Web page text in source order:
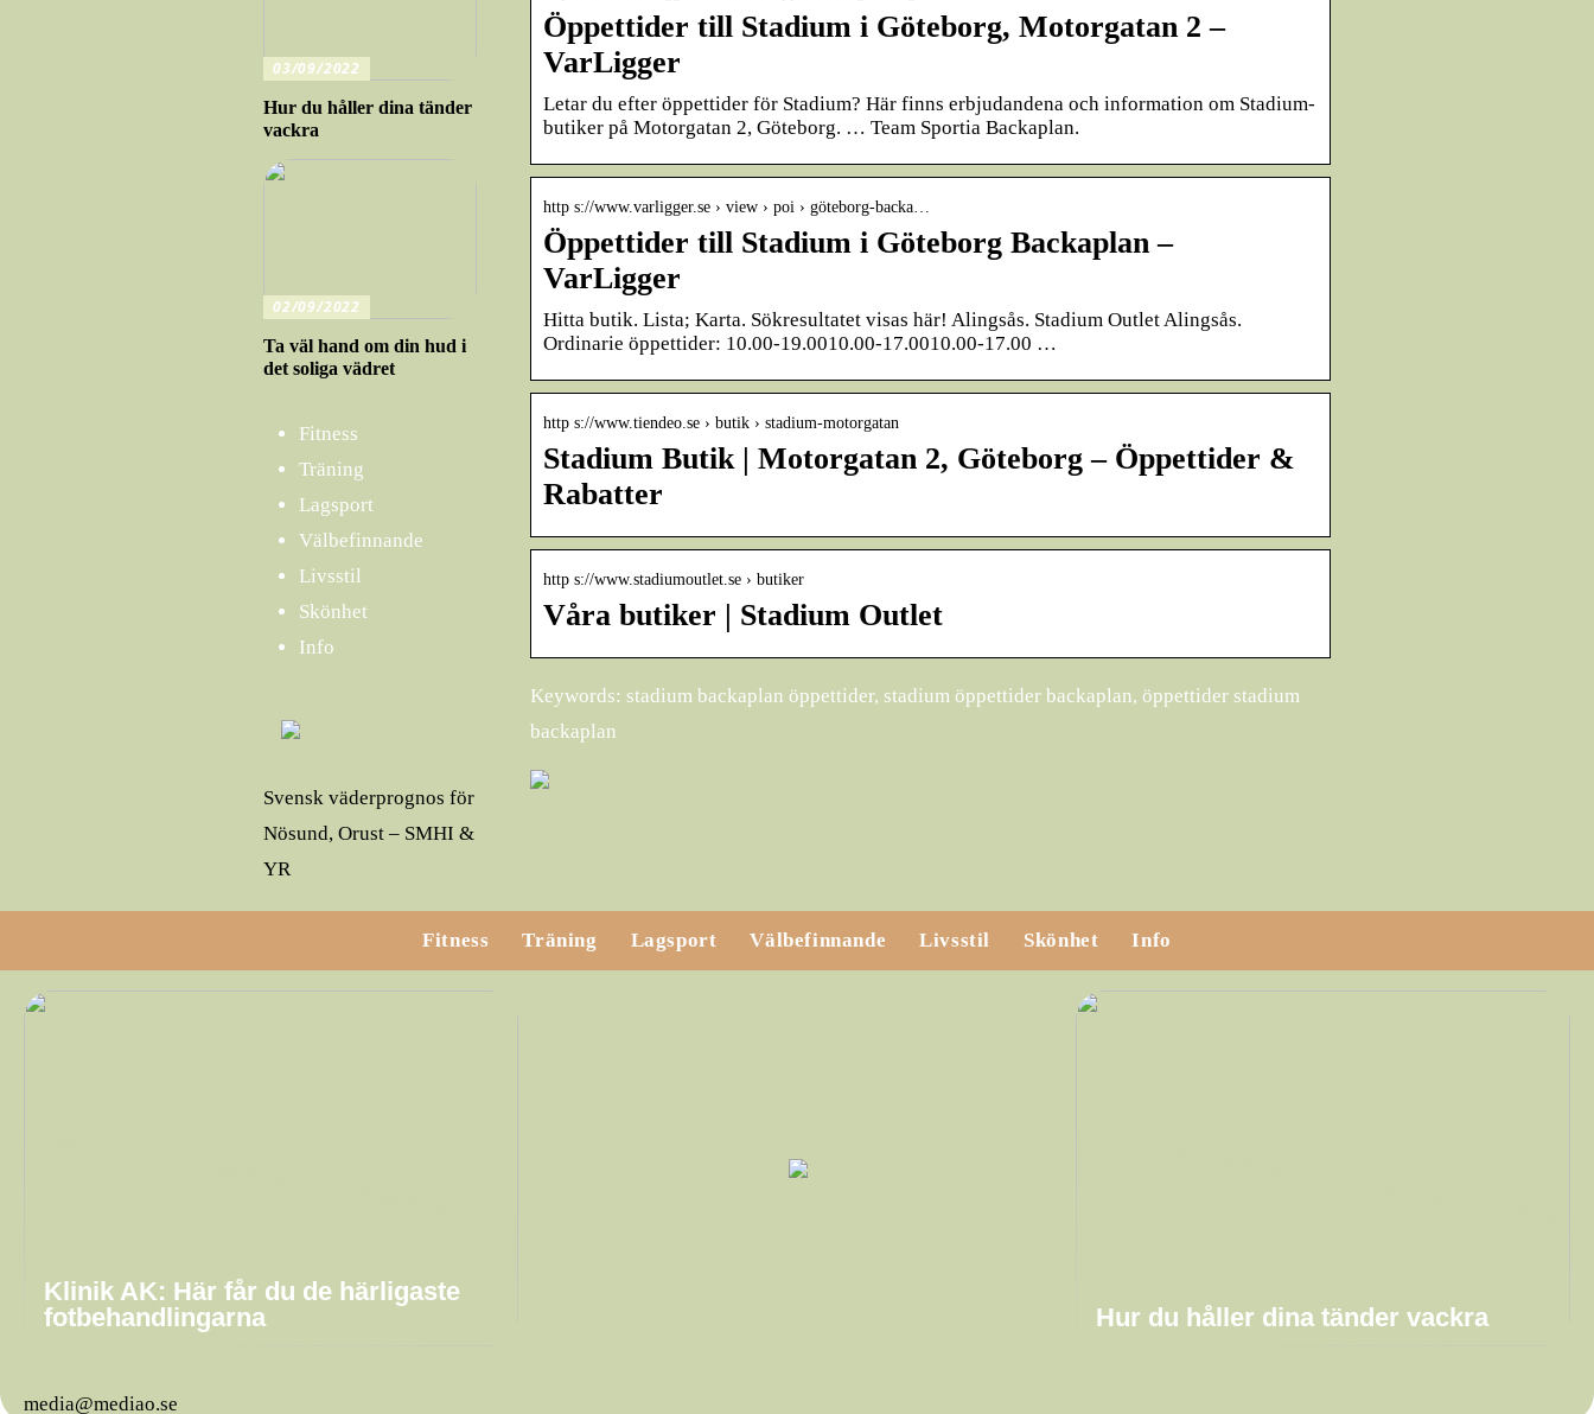
Öppettider till Stadium i Göteborg, Motorgatan 2 –
VarLigger
Letar du efter öppettider för Stadium? Här finns erbjudandena och information om Stadium-
butiker på Motorgatan 2, Göteborg. … Team Sportia Backaplan.
http s://www.varligger.se › view › poi › göteborg-backa…
Öppettider till Stadium i Göteborg Backaplan –
VarLigger
Hitta butik. Lista; Karta. Sökresultatet visas här! Alingsås. Stadium Outlet Alingsås.
Ordinarie öppettider: 10.00-19.0010.00-17.0010.00-17.00 …
http s://www.tiendeo.se › butik › stadium-motorgatan
Stadium Butik | Motorgatan 2, Göteborg – Öppettider &
Rabatter
http s://www.stadiumoutlet.se › butiker
Våra butiker | Stadium Outlet
Keywords: stadium backaplan öppettider, stadium öppettider backaplan, öppettider stadium
backaplan
03/09/2022
Hur du håller dina tänder
vackra
02/09/2022
Ta väl hand om din hud i
det soliga vädret
Fitness
Träning
Lagsport
Välbefinnande
Livsstil
Skönhet
Info
Svensk väderprognos för
Nösund, Orust – SMHI &
YR
Fitness Träning Lagsport Välbefinnande Livsstil Skönhet Info
Klinik AK: Här får du de härligaste
fotbehandlingarna
Hur du håller dina tänder vackra
media@mediao.se